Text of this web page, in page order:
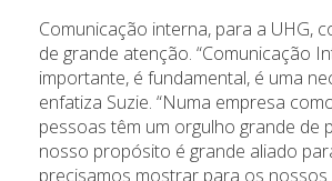
Comunicação interna, para a UHG,
de grande atenção. “Comunicação
importante, é fundamental, é uma
enfatiza Suzie. “Numa empresa
pessoas têm um orgulho grande de
nosso propósito é grande aliado
precisamos mostrar para os